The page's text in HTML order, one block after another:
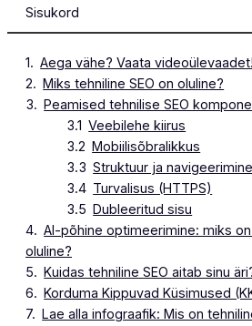
Sisukord
Aega vähe? Vaata videoülevaadet!
Miks tehniline SEO on oluline?
Peamised tehnilise SEO
Veebilehe kiirus
Mobiilisõbralikkus
Struktuur ja navigeerimine
Turvalisus (HTTPS)
Dubleeritud sisu
AI-põhine optimeerimine: miks
oluline?
Kuidas tehniline SEO aitab sinu
Korduma Kippuvad Küsimused
Lae alla infograafik: Mis on